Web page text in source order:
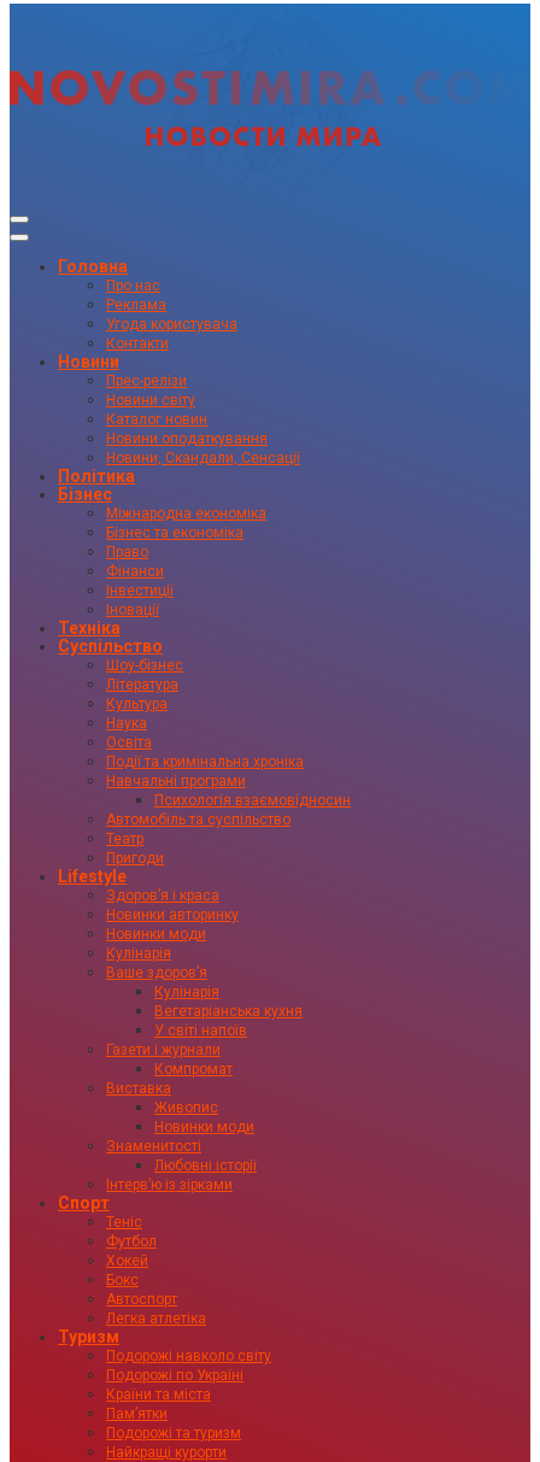
Головна
Про нас
Реклама
Угода користувача
Контакти
Новини
Прес-релізи
Новини світу
Каталог новин
Новини оподаткування
Новини, Скандали, Сенсації
Політика
Бізнес
Міжнародна економіка
Бізнес та економіка
Право
Фінанси
Інвестиції
Іновації
Техніка
Суспільство
Шоу-бізнес
Література
Культура
Наука
Освіта
Події та кримінальна хроніка
Навчальні програми
Психологія взаємовідносин
Автомобіль та суспільство
Театр
Пригоди
Lifestyle
Здоровʼя і краса
Новинки авторинку
Новинки моди
Кулінарія
Ваше здоровʼя
Кулінарія
Вегетаріанська кухня
У світі напоїв
Газети і журнали
Компромат
Виставка
Живопис
Новинки моди
Знаменитості
Любовні історії
Інтервʼю із зірками
Спорт
Теніс
Футбол
Хокей
Бокс
Автоспорт
Легка атлетіка
Туризм
Подорожі навколо світу
Подорожі по Україні
Країни та міста
Пам’ятки
Подорожі та туризм
Найкращі курорти